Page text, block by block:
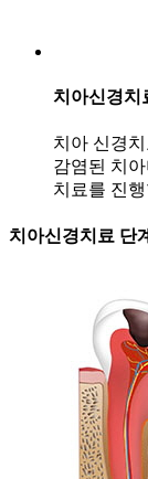
치아신경치
치아 신경
감염된 치
치료를 진
치아신경치료 단계